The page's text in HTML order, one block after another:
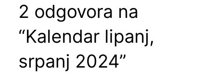
2 odgovora na
“Kalendar lipanj,
srpanj 2024”